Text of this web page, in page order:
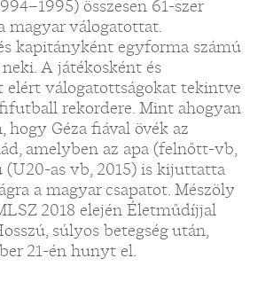
összesen 61-szer
magyar válogatottat.
kapitányként egyforma számú
A játékosként és
elért válogatottságokat tekintve
rekordere. Mint ahogyan
hogy Géza fiával övék az
amelyben az apa (felnőtt-vb,
(U20-as vb, 2015) is kijuttatta
a magyar csapatot. Mészöly
2018 elején Életműdíjjal
súlyos betegség után,
21-én hunyt el.